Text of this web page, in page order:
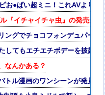
お●ぱい超ミニ！これAVよりエ
『イチャイチャ虫』の発売が決
ングでチョコフォンデュパーテ
してもエチエチボデーを披露
なんかある？
バトル漫画のワンシーンが発